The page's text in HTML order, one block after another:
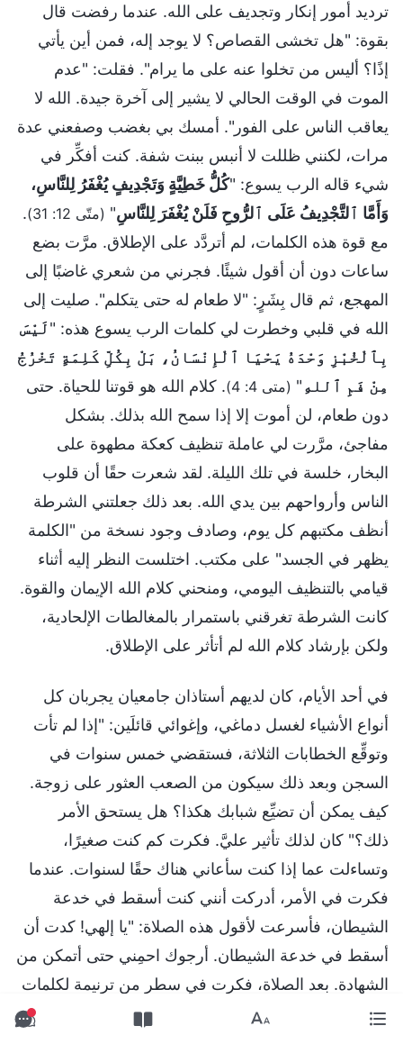
ترديد أمور إنكار وتجديف على الله. عندما رفضت قال
بقوة: "هل تخشى القصاص؟ لا يوجد إله، فمن أين يأتي
إذًا؟ أليس من تخلوا عنه على ما يرام". فقلت: "عدم
الموت في الوقت الحالي لا يشير إلى آخرة جيدة. الله لا
يعاقب الناس على الفور". أمسك بي بغضب وصفعني عدة
مرات، لكنني ظللت لا أنبس ببنت شفة. كنت أفكِّر في
شيء قاله الرب يسوع: "كُلُّ خَطِيَّةٍ وَتَجْدِيفٍ يُغْفَرُ لِلنَّاسِ،
وَأَمَّا ٱلتَّجْدِيفُ عَلَى ٱلرُّوحِ فَلَنْ يُغْفَرَ لِلنَّاسِ" (متّى 12: 31)
.
مع قوة هذه الكلمات، لم أتردَّد على الإطلاق. مرَّت بضع
ساعات دون أن أقول شيئًا. فجرني من شعري غاضبًا إلى
المهجع، ثم قال بِشَرٍ: "لا طعام له حتى يتكلم". صليت إلى
الله في قلبي وخطرت لي كلمات الرب يسوع هذه: "لَيْسَ
بِٱلْخُبْزِ وَحْدَهُ يَحْيَا ٱلْإِنْسَانُ، بَلْ بِكُلِّ كَلِمَةٍ تَخْرُجُ
مِنْ فَمِ ٱللهِ" (متى 4: 4)
. كلام الله هو قوتنا للحياة. حتى
دون طعام، لن أموت إلا إذا سمح الله بذلك. بشكل
مفاجئ، مرَّرت لي عاملة تنظيف كعكة مطهوة على
البخار، خلسة في تلك الليلة. لقد شعرت حقًا أن قلوب
الناس وأرواحهم بين يدي الله. بعد ذلك جعلتني الشرطة
أنظف مكتبهم كل يوم، وصادف وجود نسخة من "الكلمة
يظهر في الجسد" على مكتب. اختلست النظر إليه أثناء
قيامي بالتنظيف اليومي، ومنحني كلام الله الإيمان والقوة.
كانت الشرطة تغرقني باستمرار بالمغالطات الإلحادية،
ولكن بإرشاد كلام الله لم أتأثر على الإطلاق.
في أحد الأيام، كان لديهم أستاذان جامعيان يجربان كل
أنواع الأشياء لغسل دماغي، وإغوائي قائلَين: "إذا لم تأت
وتوقِّع الخطابات الثلاثة، فستقضي خمس سنوات في
السجن وبعد ذلك سيكون من الصعب العثور على زوجة.
كيف يمكن أن تضيِّع شبابك هكذا؟ هل يستحق الأمر
ذلك؟" كان لذلك تأثير عليَّ. فكرت كم كنت صغيرًا،
وتساءلت عما إذا كنت سأعاني هناك حقًا لسنوات. عندما
فكرت في الأمر، أدركت أنني كنت أسقط في خدعة
الشيطان، فأسرعت لأقول هذه الصلاة: "يا إلهي! كدت أن
أسقط في خدعة الشيطان. أرجوك احمِني حتى أتمكن من
الشهادة. بعد الصلاة، فكرت في سطر من ترنيمة لكلمات
الله: "
لا ينبغي أن يكونوا بلا حق، ولا ينبغي أن يكنّوا في